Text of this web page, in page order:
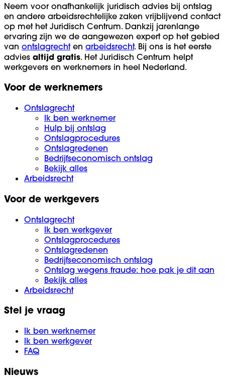
Neem voor onafhankelijk juridisch advies bij ontslag
en andere arbeidsrechtelijke zaken vrijblijvend contact
op met het Juridisch Centrum. Dankzij jarenlange
ervaring zijn we de aangewezen expert op het gebied
van ontslagrechten arbeidsrecht. Bij ons is het eerste
advies altijd gratis. Het Juridisch Centrum helpt
werkgevers en werknemers in heel Nederland.
Voor de werknemers
Ontslagrecht
Ik ben werknemer
Hulp bij ontslag
Ontslagprocedures
Ontslagredenen
Bedrijfseconomisch ontslag
Bekijk alles
Arbeidsrecht
Voor de werkgevers
Ontslagrecht
Ik ben werkgever
Ontslagprocedures
Ontslagredenen
Bedrijfseconomisch ontslag
Ontslag wegens fraude: hoe pak je dit aan
Bekijk alles
Arbeidsrecht
Stel je vraag
Ik ben werknemer
Ik ben werkgever
FAQ
Nieuws